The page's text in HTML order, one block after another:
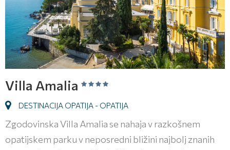
Villa Amalia
DESTINACIJA OPATIJA - OPATIJA
Zgodovinska Villa Amalia se nahaja v razkošnem
opatijskem parku v neposredni bližini najbolj znanih